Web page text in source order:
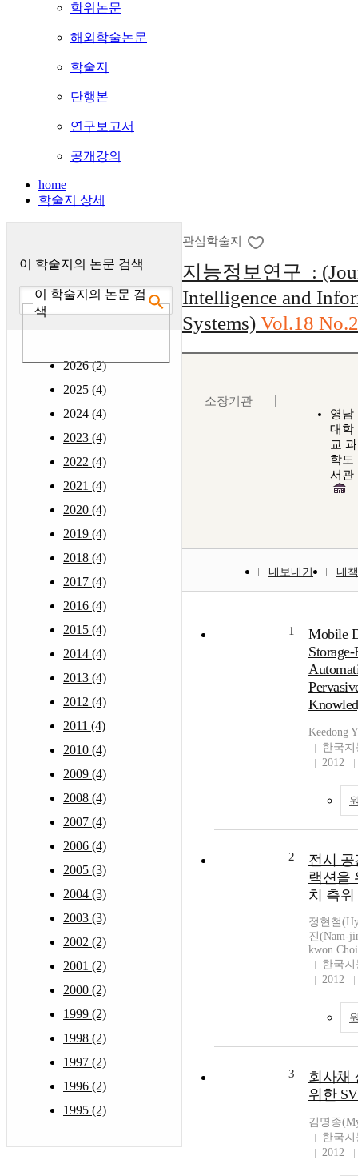
학위논문
해외학술논문
학술지
단행본
연구보고서
공개강의
home
학술지 상세
이 학술지의 논문 검색
이 학술지의 논문 검
색
2026 (2)
2025 (4)
2024 (4)
2023 (4)
2022 (4)
2021 (4)
2020 (4)
2019 (4)
2018 (4)
2017 (4)
2016 (4)
2015 (4)
2014 (4)
2013 (4)
2012 (4)
2011 (4)
2010 (4)
2009 (4)
2008 (4)
2007 (4)
2006 (4)
2005 (3)
2004 (3)
2003 (3)
2002 (2)
2001 (2)
2000 (2)
1999 (2)
1998 (2)
1997 (2)
1996 (2)
1995 (2)
관심학술지
지능정보연구 :
Intelligence and
Systems) Vol.18 No.2
소장기관
영남
대학
교 과
학도
서관
내보내기 내
1
Mobile
Keedong
한국
2012
2
전시
랙션을
치 측위
정현철
진(Nam-
kwon
한국
2012
3
회사채
위한
김명종
한국
2012